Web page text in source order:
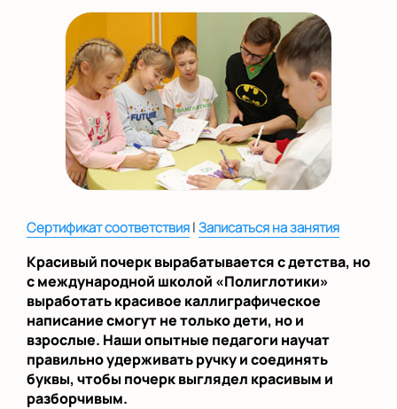
на Домодедовской
на Коломенской
в Московской
области
Показать на карте
Выбрать другой город
Сертификат соответствия|Записаться на занятия
Красивый почерк вырабатывается с детства, но
с международной школой «Полиглотики»
выработать красивое каллиграфическое
написание смогут не только дети, но и
взрослые. Наши опытные педагоги научат
правильно удерживать ручку и соединять
буквы, чтобы почерк выглядел красивым и
разборчивым.